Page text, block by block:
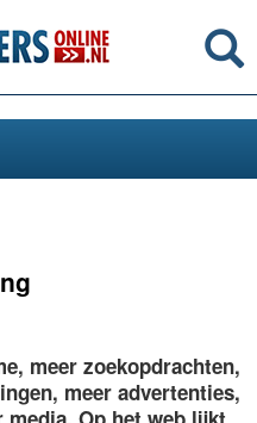
meer zoekopdrachten,
meer advertenties,